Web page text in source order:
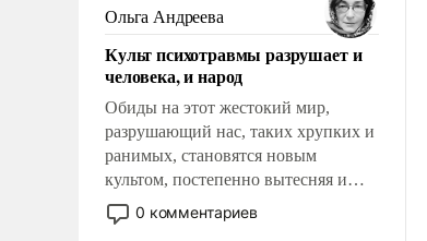
Ольга Андреева
Культ психотравмы разрушает и
человека, и народ
Обиды на этот жестокий мир,
разрушающий нас, таких хрупких и
ранимых, становятся новым
культом, постепенно вытесняя и
отменяя традиционное требование к
человеку – быть мужественным и
0 комментариев